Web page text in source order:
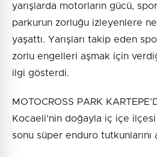
yarışlarda motorların gücü,
parkurun zorluğu izleyenlere
yaşattı. Yarışları takip eden
zorlu engelleri aşmak için
ilgi gösterdi.
MOTOCROSS PARK
Kocaeli’nin doğayla iç içe
sonu süper enduro tutkunlarını